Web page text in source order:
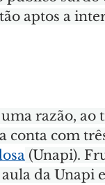
aptos a
razão, ao
conta com
(Unapi).
da Unapi